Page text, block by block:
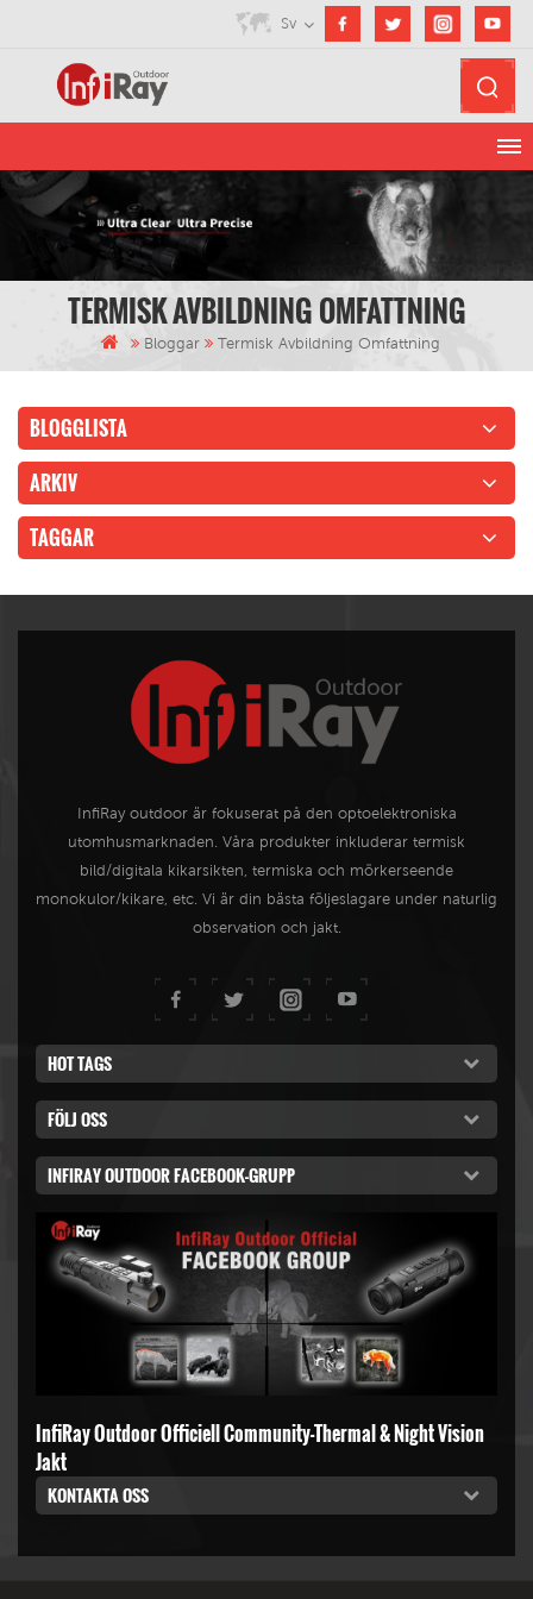
Sv
TERMISK AVBILDNING OMFATTNING
Bloggar Termisk Avbildning Omfattning
BLOGGLISTA
ARKIV
TAGGAR
InfiRay outdoor är fokuserat på den optoelektroniska
utomhusmarknaden. Våra produkter inkluderar termisk
bild/digitala kikarsikten, termiska och mörkerseende
monokulor/kikare, etc. Vi är din bästa följeslagare under naturlig
observation och jakt.
HOT TAGS
FÖLJ OSS
INFIRAY OUTDOOR FACEBOOK-GRUPP
InfiRay Outdoor Officiell Community-Thermal & Night Vision
Jakt
KONTAKTA OSS